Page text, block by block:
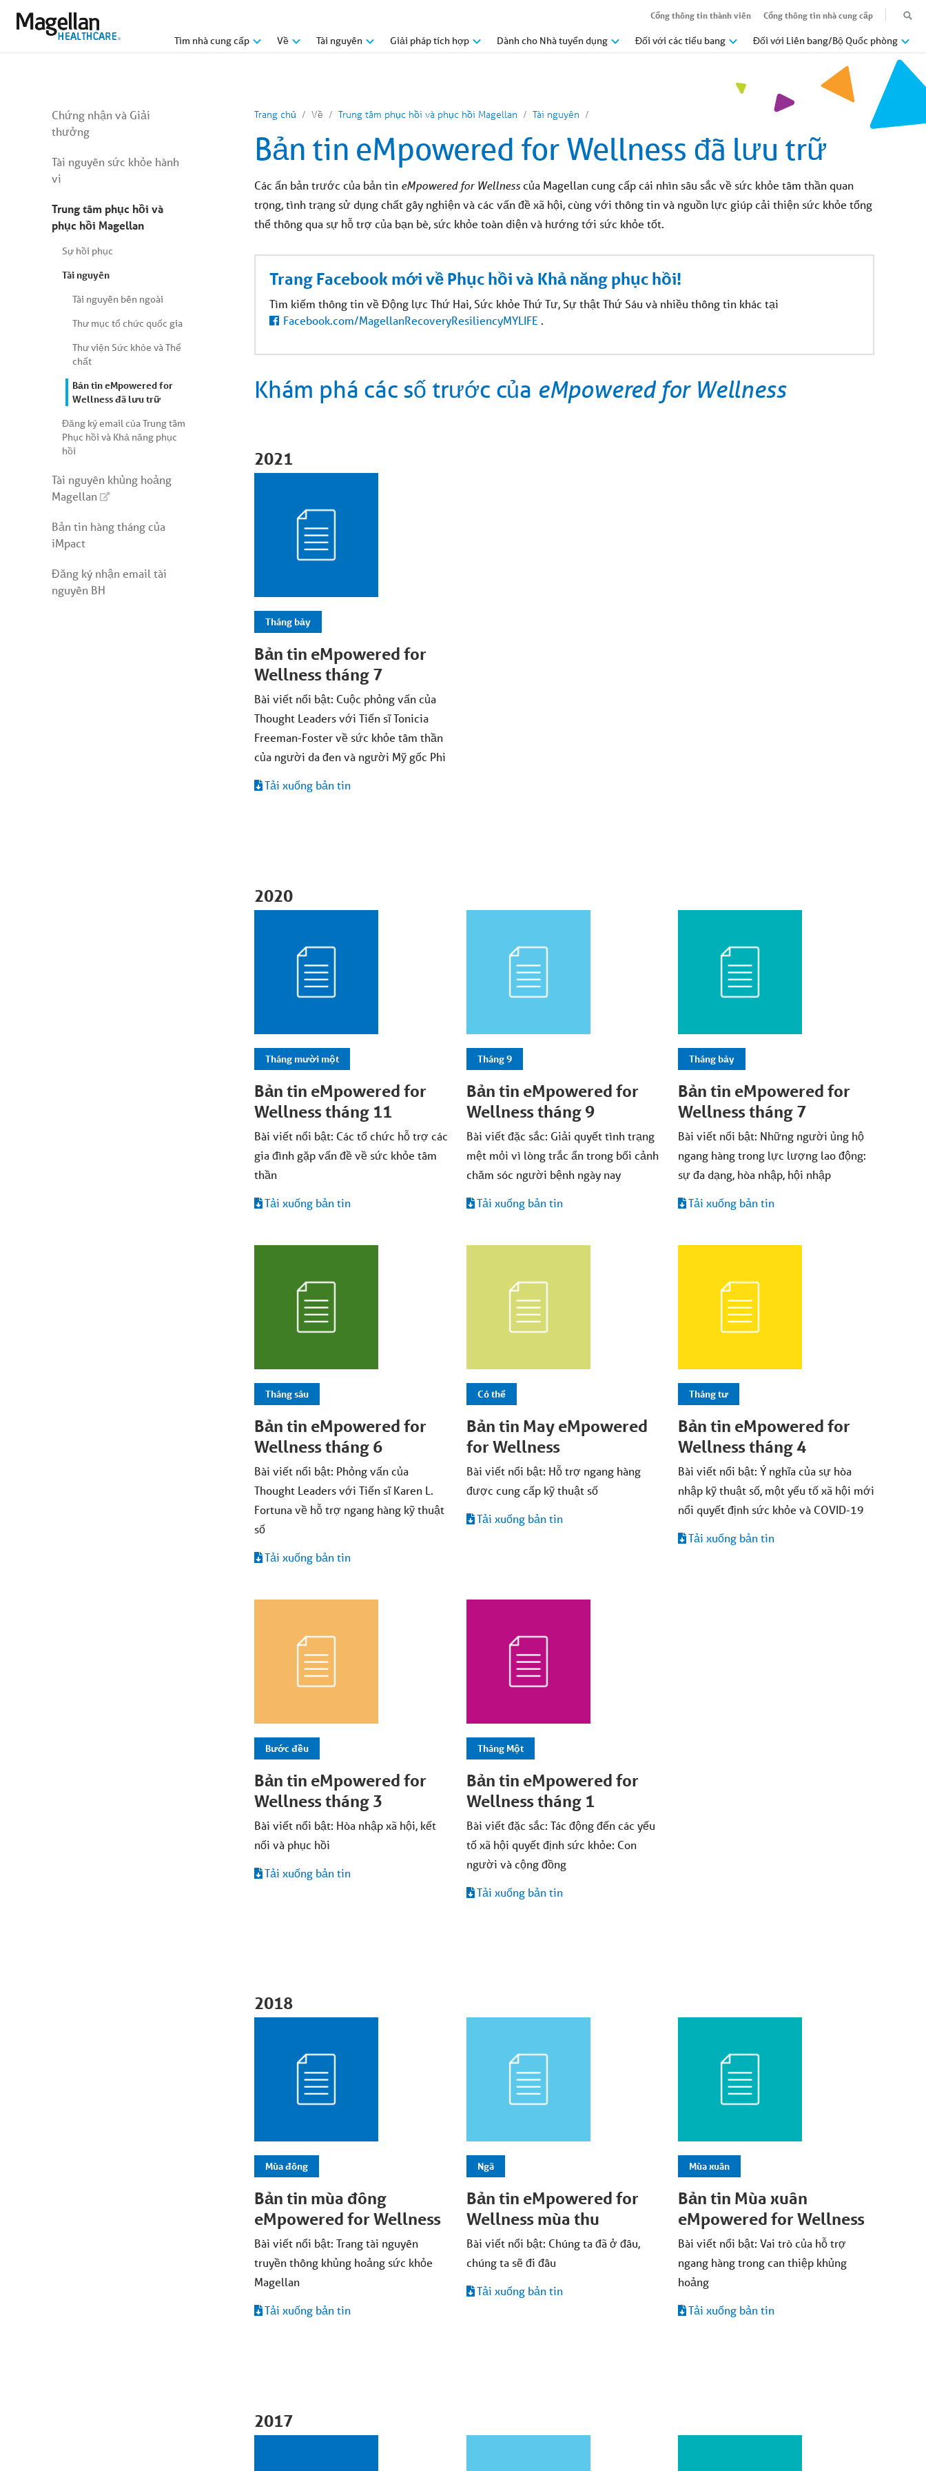
đang
Tìm nhà cung cấp Về Tài nguyên Giải pháp tích hợp Dành cho Nhà tuyển dụng Đối với các tiểu bang Đối với Liên bang/Bộ Quốc phòng
Cổng thông tin thành viên Cổng thông tin nhà cung cấp
Bạn
đang
ở
phụ.
Bỏ
qua
bài
viết
Chứng nhận và Giải
thưởng
Tài nguyên sức khỏe hành
vi
Trung tâm phục hồi và
phục hồi Magellan
Sự hồi phục
Tài nguyên
Tài nguyên bên ngoài
Thư mục tổ chức quốc gia
Thư viện Sức khỏe và Thể
chất
Bản tin eMpowered for
Wellness đã lưu trữ
Đăng ký email của Trung tâm
Phục hồi và Khả năng phục
hồi
Tài nguyên khủng hoảng
Magellan
Bản tin hàng tháng của
iMpact
Đăng ký nhận email tài
nguyên BH
Trang chủ Về Trung tâm phục hồi và phục hồi Magellan Tài nguyên
Bản tin eMpowered for Wellness đã lưu trữ
Các ấn bản trước của bản tin eMpowered for Wellnesscủa Magellan cung cấp cái nhìn sâu sắc về sức khỏe tâm thần quan
trọng, tình trạng sử dụng chất gây nghiện và các vấn đề xã hội, cùng với thông tin và nguồn lực giúp cải thiện sức khỏe tổng
thể thông qua sự hỗ trợ của bạn bè, sức khỏe toàn diện và hướng tới sức khỏe tốt.
Trang Facebook mới về Phục hồi và Khả năng phục hồi!
Tìm kiếm thông tin về Động lực Thứ Hai, Sức khỏe Thứ Tư, Sự thật Thứ Sáu và nhiều thông tin khác tại
Facebook.com/MagellanRecoveryResiliencyMYLIFE .
Khám phá các số trước của eMpowered for Wellness
2021
Tháng bảy
Bản tin eMpowered for
Wellness tháng 7
Bài viết nổi bật: Cuộc phỏng vấn của
Thought Leaders với Tiến sĩ Tonicia
Freeman-Foster về sức khỏe tâm thần
của người da đen và người Mỹ gốc Phi
Tải xuống bản tin
2020
Tháng mười một
Bản tin eMpowered for
Wellness tháng 11
Bài viết nổi bật: Các tổ chức hỗ trợ các
gia đình gặp vấn đề về sức khỏe tâm
thần
Tải xuống bản tin
Tháng 9
Bản tin eMpowered for
Wellness tháng 9
Bài viết đặc sắc: Giải quyết tình trạng
mệt mỏi vì lòng trắc ẩn trong bối cảnh
chăm sóc người bệnh ngày nay
Tải xuống bản tin
Tháng bảy
Bản tin eMpowered for
Wellness tháng 7
Bài viết nổi bật: Những người ủng hộ
ngang hàng trong lực lượng lao động:
sự đa dạng, hòa nhập, hội nhập
Tải xuống bản tin
Tháng sáu
Bản tin eMpowered for
Wellness tháng 6
Bài viết nổi bật: Phỏng vấn của
Thought Leaders với Tiến sĩ Karen L.
Fortuna về hỗ trợ ngang hàng kỹ thuật
số
Tải xuống bản tin
Có thể
Bản tin May eMpowered
for Wellness
Bài viết nổi bật: Hỗ trợ ngang hàng
được cung cấp kỹ thuật số
Tải xuống bản tin
Tháng tư
Bản tin eMpowered for
Wellness tháng 4
Bài viết nổi bật: Ý nghĩa của sự hòa
nhập kỹ thuật số, một yếu tố xã hội mới
nổi quyết định sức khỏe và COVID-19
Tải xuống bản tin
Bước đều
Bản tin eMpowered for
Wellness tháng 3
Bài viết nổi bật: Hòa nhập xã hội, kết
nối và phục hồi
Tải xuống bản tin
Tháng Một
Bản tin eMpowered for
Wellness tháng 1
Bài viết đặc sắc: Tác động đến các yếu
tố xã hội quyết định sức khỏe: Con
người và cộng đồng
Tải xuống bản tin
2018
Mùa đông
Bản tin mùa đông
eMpowered for Wellness
Bài viết nổi bật: Trang tài nguyên
truyền thông khủng hoảng sức khỏe
Magellan
Tải xuống bản tin
Ngã
Bản tin eMpowered for
Wellness mùa thu
Bài viết nổi bật: Chúng ta đã ở đâu,
chúng ta sẽ đi đâu
Tải xuống bản tin
Mùa xuân
Bản tin Mùa xuân
eMpowered for Wellness
Bài viết nổi bật: Vai trò của hỗ trợ
ngang hàng trong can thiệp khủng
hoảng
Tải xuống bản tin
2017